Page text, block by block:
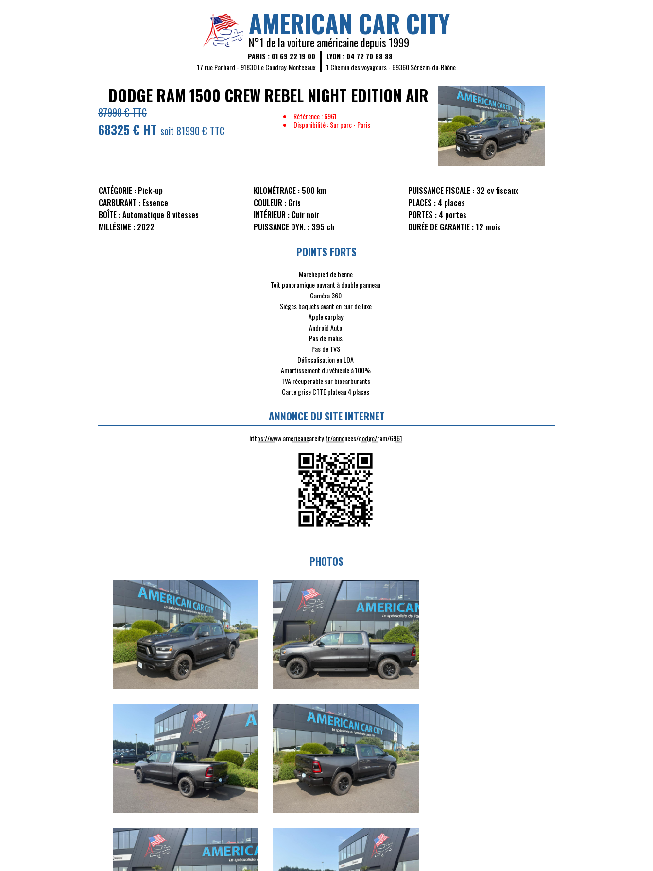
AMERICAN CAR CITY
N°1 de la voiture américaine depuis 1999
PARIS : 01 69 22 19 00
17 rue Panhard - 91830 Le Coudray-Montceaux
LYON : 04 72 70 88 88
1 Chemin des voyageurs - 69360 Sérézin-du-Rhône
DODGE RAM 1500 CREW REBEL NIGHT EDITION AIR
87990 € TTC
68325 € HT soit 81990 € TTC
Référence : 6961
Disponibilité : Sur parc - Paris
CATÉGORIE : Pick-up
CARBURANT : Essence
BOÎTE :Automatique 8 vitesses
MILLÉSIME : 2022
KILOMÉTRAGE :500 km
COULEUR :Gris
INTÉRIEUR :Cuir noir
PUISSANCE DYN. :395 ch
PUISSANCE FISCALE : 32 cv fiscaux
PLACES : 4 places
PORTES : 4 portes
DURÉE DE GARANTIE : 12 mois
POINTS FORTS
Marchepied de benne
Toit panoramique ouvrant à double panneau
Caméra 360
Sièges baquets avant en cuir de luxe
Apple carplay
Android Auto
Pas de malus
Pas de TVS
Défiscalisation en LOA
Amortissement du véhicule à 100%
TVA récupérable sur biocarburants
Carte grise CTTE plateau 4 places
ANNONCE DU SITE INTERNET
https://www.americancarcity.fr/annonces/dodge/ram/6961
PHOTOS